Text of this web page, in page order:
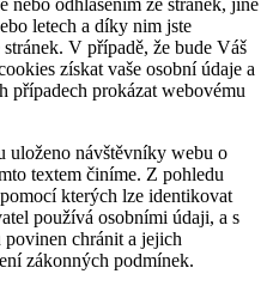
letech a díky nim jste
V případě, že bude Váš
získat vaše osobní údaje a
případech prokázat webovému
uloženo návštěvníky webu o
textem činíme. Z pohledu
kterých lze identikovat
používá osobními údaji, a s
chránit a jejich
zákonných podmínek.